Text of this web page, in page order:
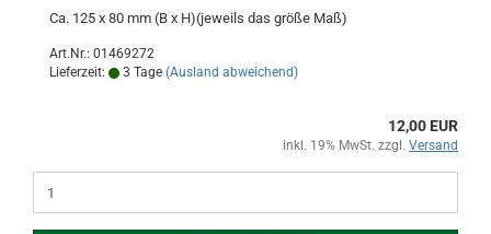
Ca. 125 x 80 mm (B x H)(jeweils das größe Maß)
Art.Nr.: 01469272
Lieferzeit:
3 Tage (Ausland abweichend)
12,00 EUR
inkl. 19% MwSt. zzgl. Versand